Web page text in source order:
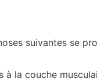
suivantes se
à la couche